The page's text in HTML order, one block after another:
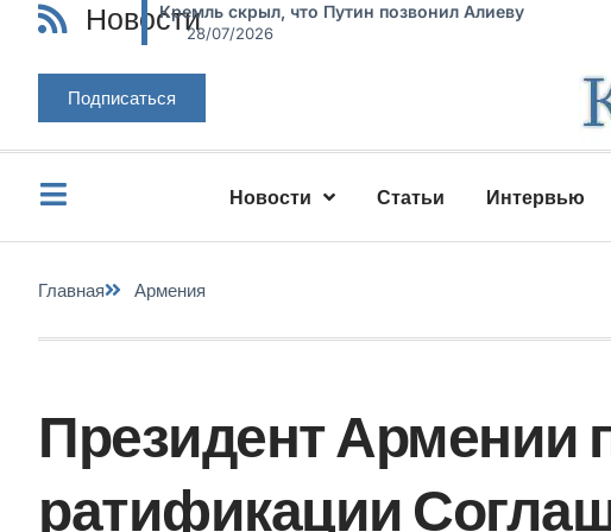
НовостиКремль скрыл, что Путин позвонил Алиеву
28/07/2026
Подписаться
Новости Статьи Интервью
Главная Армения
Президент Армении
ратификации